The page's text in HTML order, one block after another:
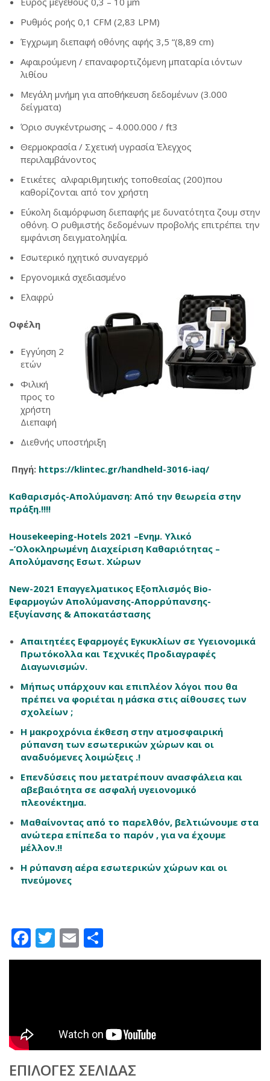
Ρυθμός ροής 0,1 CFM (2,83 LPM)
Έγχρωμη διεπαφή οθόνης αφής 3,5 “(8,89 cm)
Αφαιρούμενη / επαναφορτιζόμενη μπαταρία ιόντων
λιθίου
Μεγάλη μνήμη για αποθήκευση δεδομένων (3.000
δείγματα)
Όριο συγκέντρωσης – 4.000.000 / ft3
Θερμοκρασία / Σχετική υγρασία Έλεγχος
περιλαμβάνοντος
Ετικέτες αλφαριθμητικής τοποθεσίας (200)που
καθορίζονται από τον χρήστη
Εύκολη διαμόρφωση διεπαφής με δυνατότητα ζουμ στην
οθόνη. Ο ρυθμιστής δεδομένων προβολής επιτρέπει την
εμφάνιση δειγματοληψία.
Εσωτερικό ηχητικό συναγερμό
Εργονομικά σχεδιασμένο
Ελαφρύ
Οφέλη
Εγγύηση 2
ετών
Φιλική
προς το
χρήστη
Διεπαφή
Διεθνής υποστήριξη
Πηγή: https://klintec.gr/handheld-3016-iaq/
Καθαρισμός-Απολύμανση: Από την θεωρεία στην
πράξη.!!!!
Housekeeping-Hotels 2021 –Ενημ. Υλικό
–’Ολοκληρωμένη Διαχείριση Καθαριότητας –
Απολύμανσης Εσωτ. Χώρων
New-2021 Επαγγελματικος Εξοπλισμός Bio-
Εφαρμογών Απολύμανσης-Απορρύπανσης-
Εξυγίανσης & Αποκατάστασης
Απαιτητέες Εφαρμογές Εγκυκλίων σε Υγειονομικά
Πρωτόκολλα και Τεχνικές Προδιαγραφές
Διαγωνισμών.
Μήπως υπάρχουν και επιπλέον λόγοι που θα
πρέπει να φοριέται η μάσκα στις αίθουσες των
σχολείων ;
Η μακροχρόνια έκθεση στην ατμοσφαιρική
ρύπανση των εσωτερικών χώρων και οι
αναδυόμενες λοιμώξεις .!
Επενδύσεις που μετατρέπουν ανασφάλεια και
αβεβαιότητα σε ασφαλή υγειονομικό
πλεονέκτημα.
Μαθαίνοντας από το παρελθόν, βελτιώνουμε στα
ανώτερα επίπεδα το παρόν , για να έχουμε
μέλλον.!!
Η ρύπανση αέρα εσωτερικών χώρων και οι
πνεύμονες
Facebook
Twitter
Email
ΕΠΙΛΟΓΈΣ ΣΕΛΊΔΑΣ